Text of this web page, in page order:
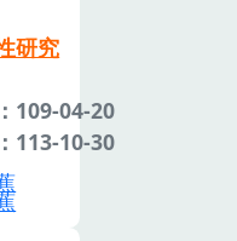
研究
109-04-20
113-10-30